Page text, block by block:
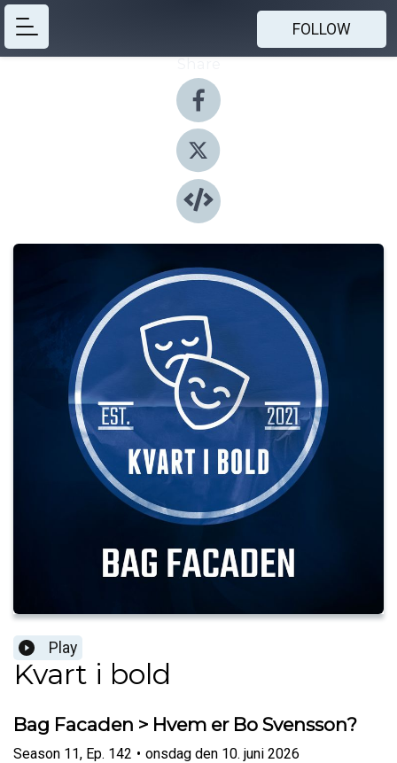
FOLLOW
Play
Kvart i bold
Bag Facaden > Hvem er Bo Svensson?
Season 11, Ep. 142 • onsdag den 10. juni 2026